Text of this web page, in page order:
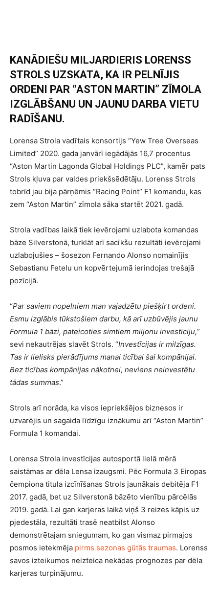
KANĀDIEŠU MILJARDIERIS LORENSS
STROLS UZSKATA, KA IR PELNĪJIS
ORDENI PAR “ASTON MARTIN” ZĪMOLA
IZGLĀBŠANU UN JAUNU DARBA VIETU
RADĪŠANU.
Lorensa Strola vadītais konsortijs “Yew Tree Overseas
Limited” 2020. gada janvārī iegādājās 16,7 procentus
“Aston Martin Lagonda Global Holdings PLC”, kamēr pats
Strols kļuva par valdes priekšsēdētāju. Lorenss Strols
tobrīd jau bija pārņēmis “Racing Point” F1 komandu, kas
zem “Aston Martin” zīmola sāka startēt 2021. gadā.
Strola vadības laikā tiek ievērojami uzlabota komandas
bāze Silverstonā, turklāt arī sacīkšu rezultāti ievērojami
uzlabojušies – šosezon Fernando Alonso nomainījis
Sebastianu Fetelu un kopvērtejumā ierindojas trešajā
pozīcijā.
“Par saviem nopelniem man vajadzētu piešķirt ordeni.
Esmu izglābis tūkstošiem darbu, kā arī uzbūvējis jaunu
Formula 1 bāzi, pateicoties simtiem miljonu investīciju,”
sevi nekautrējas slavēt Strols. “Investīcijas ir milzīgas.
Tas ir lielisks pierādījums manai ticībai šai kompānijai.
Bez ticības kompānijas nākotnei, neviens neinvestētu
tādas summas.”
Strols arī norāda, ka visos iepriekšējos biznesos ir
uzvarējis un sagaida līdzīgu iznākumu arī “Aston Martin”
Formula 1 komandai.
Lorensa Strola investīcijas autosportā lielā mērā
saistāmas ar dēla Lensa izaugsmi. Pēc Formula 3 Eiropas
čempiona titula izcīnīšanas Strols jaunākais debitēja F1
2017. gadā, bet uz Silverstonā bāzēto vienību pārcēlās
2019. gadā. Lai gan karjeras laikā viņš 3 reizes kāpis uz
pjedestāla, rezultāti trasē neatbilst Alonso
demonstrētajam sniegumam, ko gan vismaz pirmajos
posmos ietekmēja pirms sezonas gūtās traumas. Lorenss
savos izteikumos neizteica nekādas prognozes par dēla
karjeras turpinājumu.